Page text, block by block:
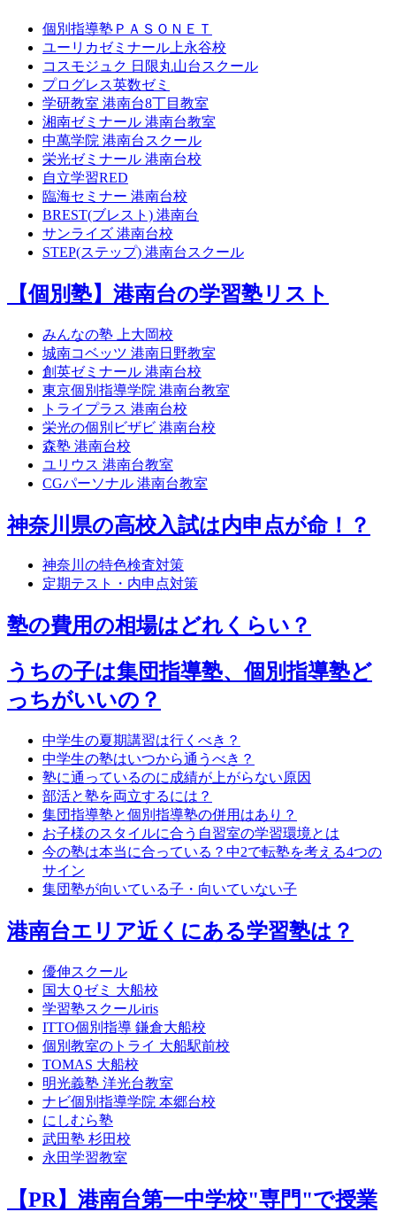
個別指導塾ＰＡＳＯＮＥＴ
ユーリカゼミナール上永谷校
コスモジュク 日限丸山台スクール
プログレス英数ゼミ
学研教室 港南台8丁目教室
湘南ゼミナール 港南台教室
中萬学院 港南台スクール
栄光ゼミナール 港南台校
自立学習RED
臨海セミナー 港南台校
BREST(ブレスト) 港南台
サンライズ 港南台校
STEP(ステップ) 港南台スクール
【個別塾】港南台の学習塾リスト
みんなの塾 上大岡校
城南コベッツ 港南日野教室
創英ゼミナール 港南台校
東京個別指導学院 港南台教室
トライプラス 港南台校
栄光の個別ビザビ 港南台校
森塾 港南台校
ユリウス 港南台教室
CGパーソナル 港南台教室
神奈川県の高校入試は内申点が命！？
神奈川の特色検査対策
定期テスト・内申点対策
塾の費用の相場はどれくらい？
うちの子は集団指導塾、個別指導塾ど
っちがいいの？
中学生の夏期講習は行くべき？
中学生の塾はいつから通うべき？
塾に通っているのに成績が上がらない原因
部活と塾を両立するには？
集団指導塾と個別指導塾の併用はあり？
お子様のスタイルに合う自習室の学習環境とは
今の塾は本当に合っている？中2で転塾を考える4つの
サイン
集団塾が向いている子・向いていない子
港南台エリア近くにある学習塾は？
優伸スクール
国大Ｑゼミ 大船校
学習塾スクールiris
ITTO個別指導 鎌倉大船校
個別教室のトライ 大船駅前校
TOMAS 大船校
明光義塾 洋光台教室
ナビ個別指導学院 本郷台校
にしむら塾
武田塾 杉田校
永田学習教室
【PR】港南台第一中学校"専門"で授業